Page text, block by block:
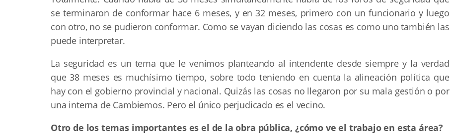
se terminaron de conformar hace 6 meses, y en 32 meses, primero con un funcionario y luego
con otro, no se pudieron conformar. Como se vayan diciendo las cosas es como uno también las
puede interpretar.
La seguridad es un tema que le venimos planteando al intendente desde siempre y la verdad
que 38 meses es muchísimo tiempo, sobre todo teniendo en cuenta la alineación política que
hay con el gobierno provincial y nacional. Quizás las cosas no llegaron por su mala gestión o por
una interna de Cambiemos. Pero el único perjudicado es el vecino.
Otro de los temas importantes es el de la obra pública, ¿cómo ve el trabajo en esta área?